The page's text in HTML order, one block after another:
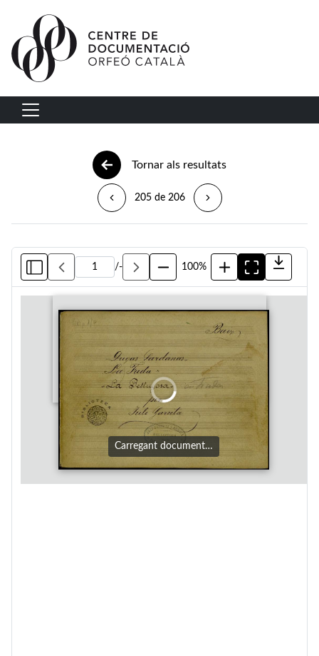
Vés al contingut
Navegació principal
Tornar als resultats
205 de 206
/- 100%
Carregant document…